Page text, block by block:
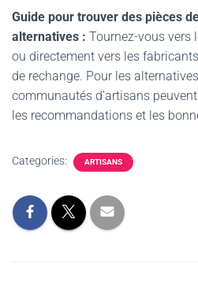
Guide pour trouver des pièces
alternatives : Tournez-vous vers
ou directement vers les
de rechange. Pour les
communautés d’artisans
les recommandations et les
Categories: ARTISANS